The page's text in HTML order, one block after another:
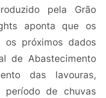
pela Grão
aponta que os
os próximos dados
de Abastecimento
das lavouras,
período de chuvas